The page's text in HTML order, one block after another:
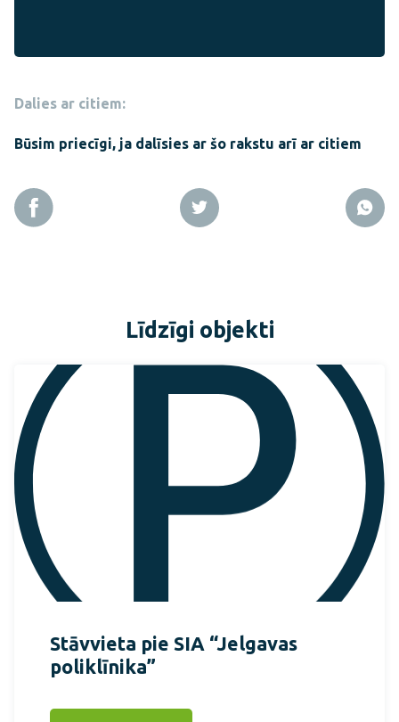
Dalies ar citiem:
Būsim priecīgi, ja dalīsies ar šo rakstu arī ar citiem
Līdzīgi objekti
Stāvvieta pie SIA “Jelgavas
poliklīnika”